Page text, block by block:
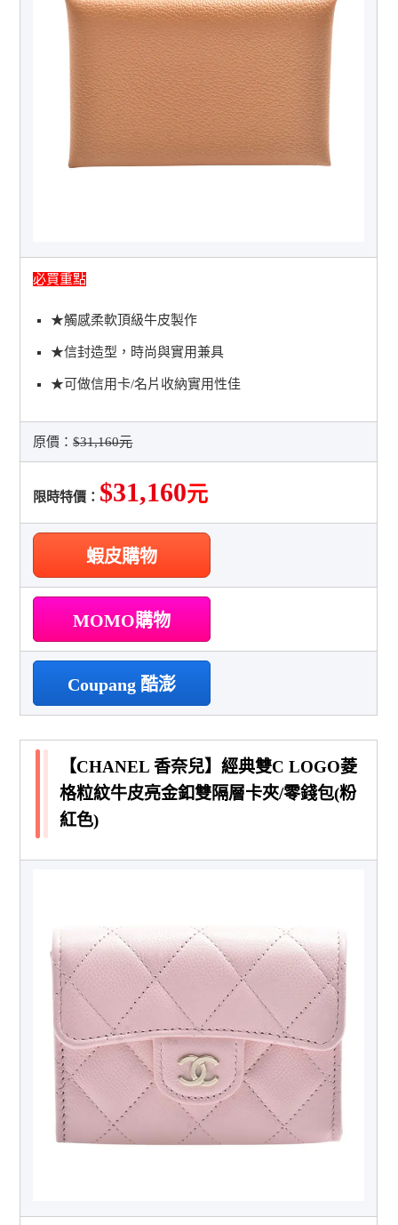
必買重點
★觸感柔軟頂級牛皮製作
★信封造型，時尚與實用兼具
★可做信用卡/名片收納實用性佳
原價：$31,160元
限時特價： $31,160元
蝦皮購物
MOMO購物
Coupang 酷澎
【CHANEL 香奈兒】經典雙C LOGO菱
格粒紋牛皮亮金釦雙隔層卡夾/零錢包(粉
紅色)